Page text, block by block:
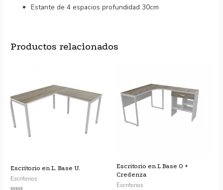
Estante de 4 espacios profundidad 30cm
Productos relacionados
Escritorio en L. Base U.
Escritorios
Escritorio en L Base O +
Credenza
Escritorios